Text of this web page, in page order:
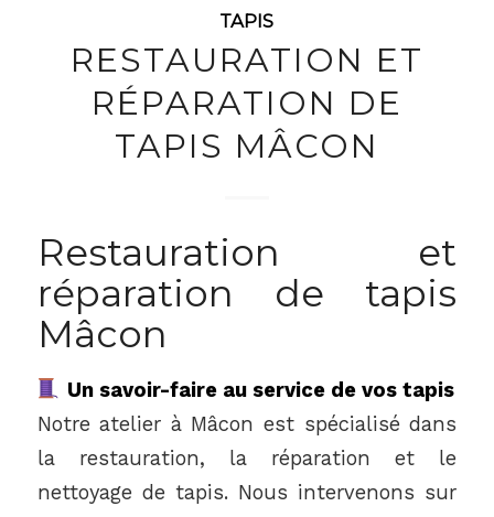
TAPIS
RESTAURATION ET
RÉPARATION DE
TAPIS MÂCON
Restauration et
réparation de tapis
Mâcon
Un savoir-faire au service de vos tapis
Notre atelier à Mâcon est spécialisé dans
la restauration, la réparation et le
nettoyage de tapis. Nous intervenons sur